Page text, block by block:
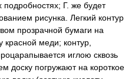
Г. же будет
рисунка. Легкий контур
прозрачной бумаги на
красной меди; контур,
иглою сквозь
доску погружают на короткое